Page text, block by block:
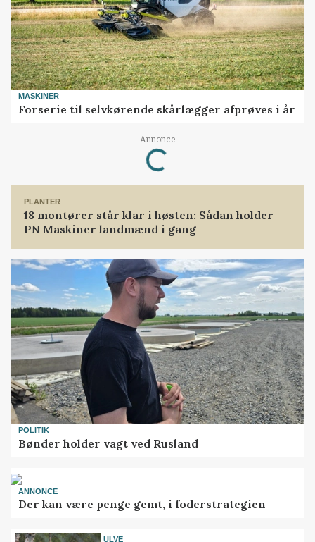
MASKINER
Forserie til selvkørende skårlægger afprøves i år
Annonce
Loading...
PLANTER
18 montører står klar i høsten: Sådan holder
PN Maskiner landmænd i gang
POLITIK
Bønder holder vagt ved Rusland
ANNONCE
Der kan være penge gemt, i foderstrategien
ULVE